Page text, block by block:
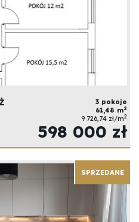
3 pokoje
61,48 m2
9 726,74 zł/m2
598 000 zł
SPRZEDANE